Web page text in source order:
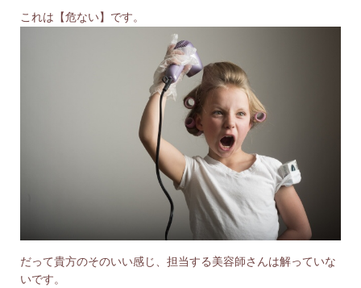
これは【危ない】です。
だって貴方のそのいい感じ、担当する美容師さんは解っていな
いです。